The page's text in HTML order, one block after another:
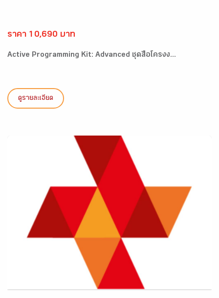
ราคา 10,690 บาท
Active Programming Kit: Advanced ชุดสื่อโครงง...
ดูรายละเอียด